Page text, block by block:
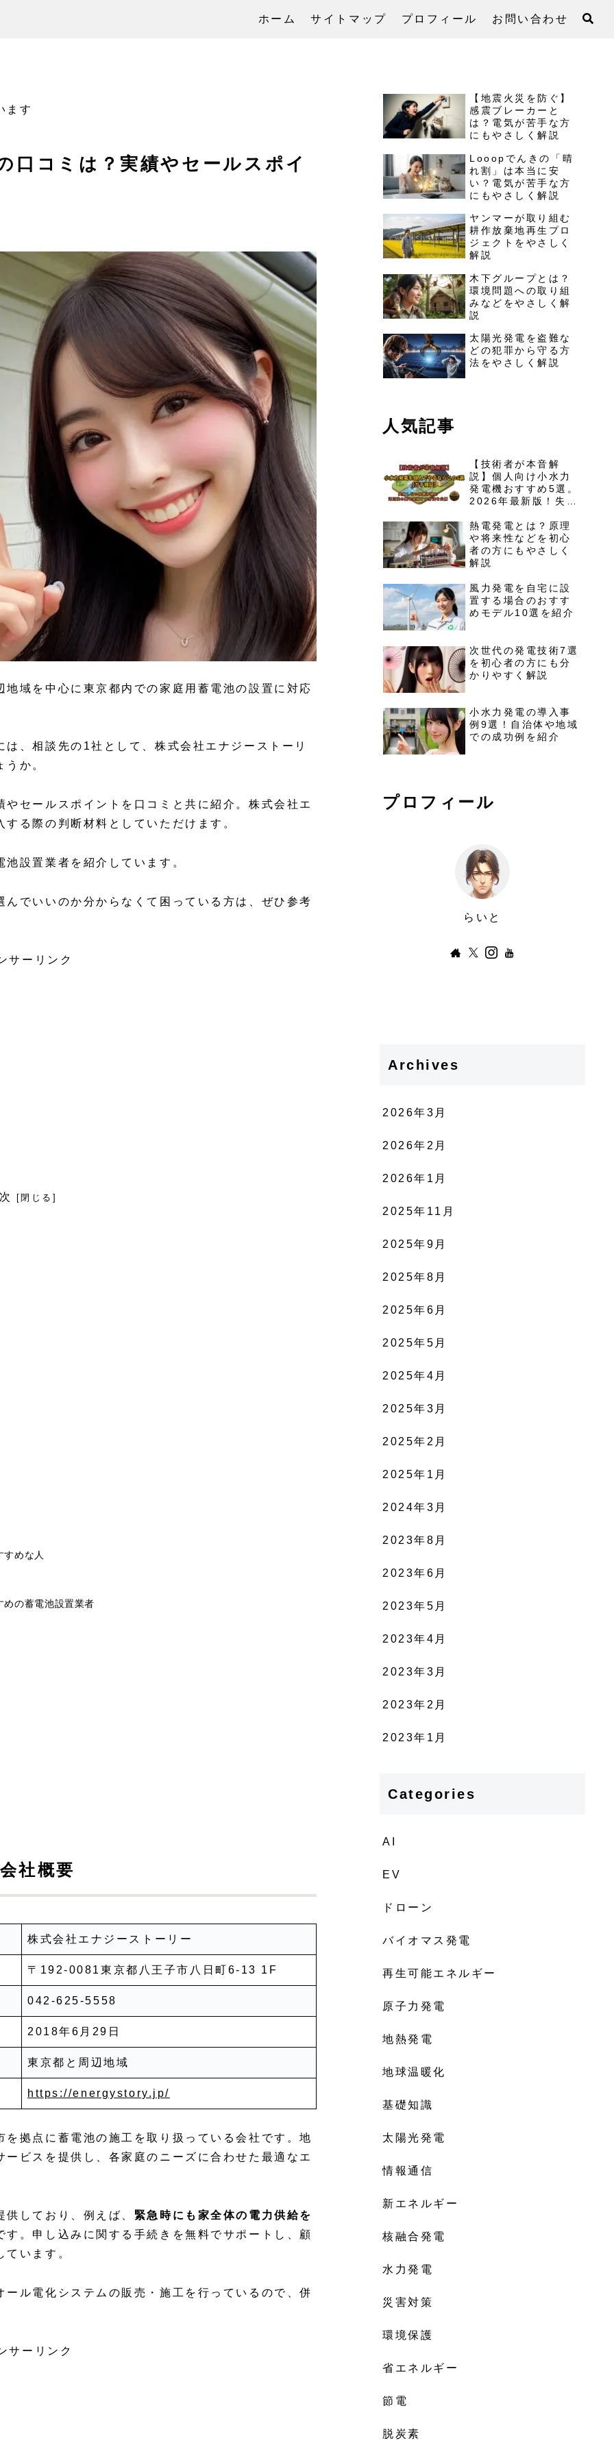
ホーム サイトマップ プロフィール お問い合わせ
口コミは？実績やセールスポイ
ます
域を中心に東京都内での家庭用蓄電池の設置に対応
、相談先の1社として、株式会社エナジーストーリ
か。
セールスポイントを口コミと共に紹介。株式会社エ
る際の判断材料としていただけます。
設置業者を紹介しています。
でいいのか分からなくて困っている方は、ぜひ参考
サーリンク
めな人
めの蓄電池設置業者
社概要
株式会社エナジーストーリー
〒192-0081東京都八王子市八日町6-13 1F
042-625-5558
2018年6月29日
東京都と周辺地域
https://energystory.jp/
拠点に蓄電池の施工を取り扱っている会社です。地
ビスを提供し、各家庭のニーズに合わせた最適なエ
しており、例えば、 緊急時にも家全体の電力供給を
す。申し込みに関する手続きを無料でサポートし、顧
います。
ル電化システムの販売・施工を行っているので、併
サーリンク
【地震火災を防ぐ】
感震ブレーカーと
は？電気が苦手な方
にもやさしく解説
Looopでんきの「晴
れ割」は本当に安
い？電気が苦手な方
にもやさしく解説
ヤンマーが取り組む
耕作放棄地再生プロ
ジェクトをやさしく
解説
木下グループとは？
環境問題への取り組
みなどをやさしく解
説
太陽光発電を盗難な
どの犯罪から守る方
法をやさしく解説
人気記事
【技術者が本音解
説】個人向け小水力
発電機おすすめ5選。
2026年最新版！失敗
川法の壁を突破する
ロードマップを公開
熱電発電とは？原理
や将来性などを初心
者の方にもやさしく
解説
風力発電を自宅に設
置する場合のおすす
めモデル10選を紹介
次世代の発電技術7選
を初心者の方にも分
かりやすく解説
小水力発電の導入事
例9選！自治体や地域
での成功例を紹介
プロフィール
らいと
Archives
2026年3月
2026年2月
2026年1月
2025年11月
2025年9月
2025年8月
2025年6月
2025年5月
2025年4月
2025年3月
2025年2月
2025年1月
2024年3月
2023年8月
2023年6月
2023年5月
2023年4月
2023年3月
2023年2月
2023年1月
Categories
AI
EV
ドローン
バイオマス発電
再生可能エネルギー
原子力発電
地熱発電
地球温暖化
基礎知識
太陽光発電
情報通信
新エネルギー
核融合発電
水力発電
災害対策
環境保護
省エネルギー
節電
脱炭素